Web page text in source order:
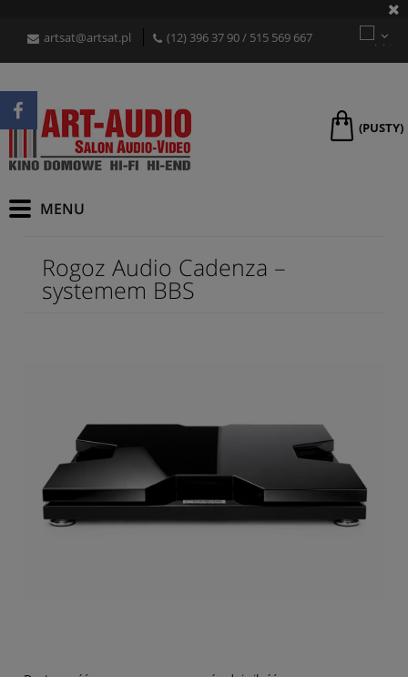
artsat@artsat.pl (12) 396 37 90/ 515 569 667
(PUSTY)
Rogoz Audio Cadenza –
systemem BBS